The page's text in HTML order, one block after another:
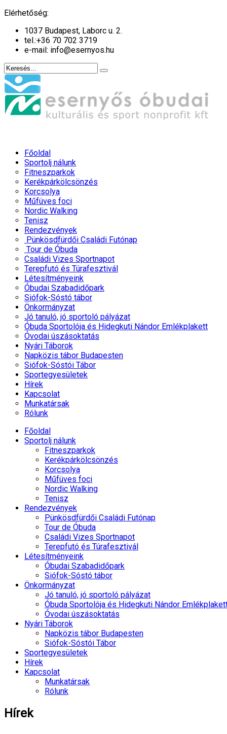
Elérhetőség:
1037 Budapest, Laborc u. 2.
tel.:+36 70 702 3719
e-mail: info@esernyos.hu
Főoldal
Sportolj nálunk
Fitneszparkok
Kerékpárkölcsönzés
Korcsolya
Műfüves foci
Nordic Walking
Tenisz
Rendezvények
Pünkösdfürdői Családi Futónap
Tour de Óbuda
Családi Vizes Sportnapot
Terepfutó és Túrafesztivál
Létesítményeink
Óbudai Szabadidőpark
Siófok-Sóstó tábor
Önkormányzat
Jó tanuló, jó sportoló pályázat
Óbuda Sportolója és Hidegkuti Nándor Emlékplakett
Óvodai úszásoktatás
Nyári Táborok
Napközis tábor Budapesten
Siófok-Sóstói Tábor
Sportegyesületek
Hírek
Kapcsolat
Munkatársak
Rólunk
Főoldal
Sportolj nálunk
Fitneszparkok
Kerékpárkölcsönzés
Korcsolya
Műfüves foci
Nordic Walking
Tenisz
Rendezvények
Pünkösdfürdői Családi Futónap
Tour de Óbuda
Családi Vizes Sportnapot
Terepfutó és Túrafesztivál
Létesítményeink
Óbudai Szabadidőpark
Siófok-Sóstó tábor
Önkormányzat
Jó tanuló, jó sportoló pályázat
Óbuda Sportolója és Hidegkuti Nándor
Óvodai úszásoktatás
Nyári Táborok
Napközis tábor Budapesten
Siófok-Sóstói Tábor
Sportegyesületek
Hírek
Kapcsolat
Munkatársak
Rólunk
Hírek
év
hónap
év
hónap